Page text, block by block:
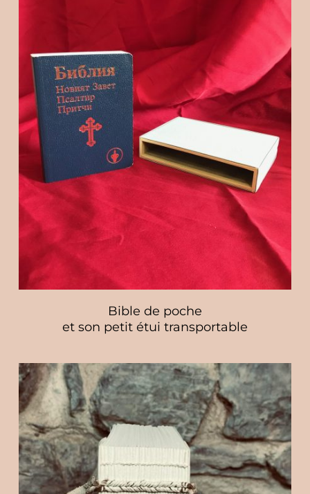
Bible de poche
et son petit étui transportable